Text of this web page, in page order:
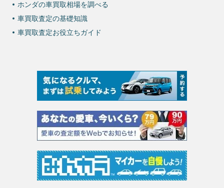
ホンダの車買取相場を調べる
車買取査定の基礎知識
車買取査定お役立ちガイド